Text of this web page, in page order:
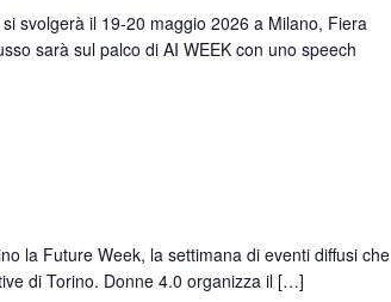
svolgerà il 19-20 maggio 2026 a Milano, Fiera
sarà sul palco di AI WEEK con uno speech
la Future Week, la settimana di eventi diffusi che
di Torino. Donne 4.0 organizza il […]